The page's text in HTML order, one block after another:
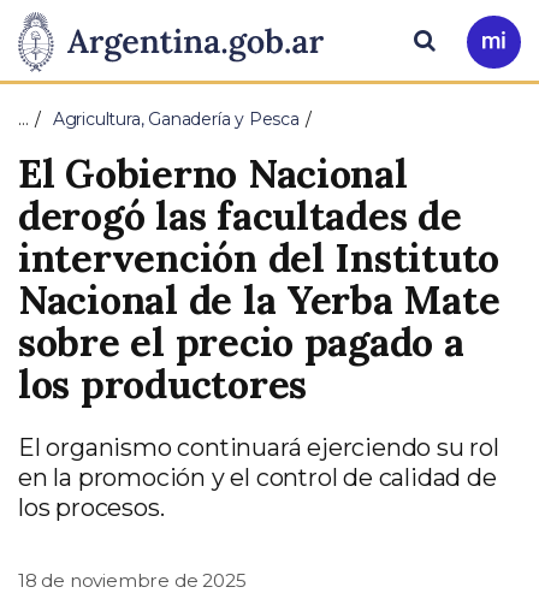
Presidencia
de
la
Nación
Pasar al contenido principal
Ir
a
Buscar
… Agricultura, Ganadería y Pesca
El Gobierno Nacional
derogó las facultades de
intervención del Instituto
Nacional de la Yerba Mate
sobre el precio pagado a
los productores
El organismo continuará ejerciendo su rol
en la promoción y el control de calidad de
los procesos.
18 de noviembre de 2025